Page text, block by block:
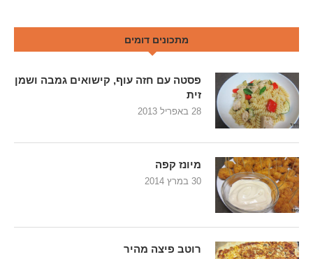
מתכונים דומים
פסטה עם חזה עוף, קישואים גמבה ושמן
זית
28 באפריל 2013
מיונז קפה
30 במרץ 2014
רוטב פיצה מהיר